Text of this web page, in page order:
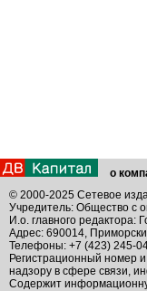
о
© 2000-2025 Сетевое
Учредитель: Общество с
И.о. главного редактора:
Адрес: 690014,
Телефоны: +7 (423) 245-
Регистрационный номер
надзору в сфере связи,
Содержит